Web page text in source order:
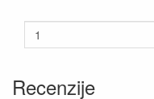
Recenzije